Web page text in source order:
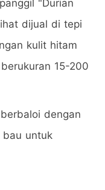
"Durian
dijual di tepi
kulit hitam
15-200
dengan
bau untuk